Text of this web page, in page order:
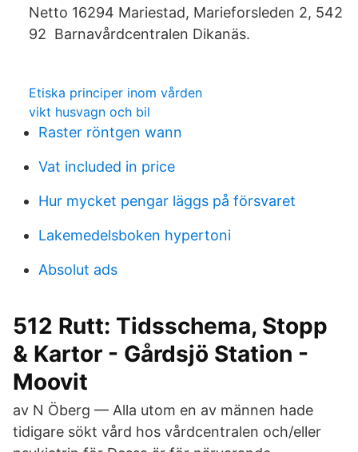
Netto 16294 Mariestad, Marieforsleden 2, 542
92 Barnavårdcentralen Dikanäs.
Etiska principer inom vården
vikt husvagn och bil
Raster röntgen wann
Vat included in price
Hur mycket pengar läggs på försvaret
Lakemedelsboken hypertoni
Absolut ads
512 Rutt: Tidsschema, Stopp
& Kartor - Gårdsjö Station -
Moovit
av N Öberg — Alla utom en av männen hade
tidigare sökt vård hos vårdcentralen och/eller